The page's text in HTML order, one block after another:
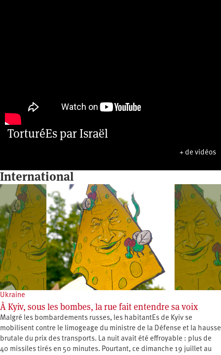
TorturéEs par Israël
+ de vidéos
International
Ukraine
À Kyiv, sous les bombes, la rue fait entendre sa voix
Malgré les bombardements russes, les habitantEs de Kyiv se
mobilisent contre le limogeage du ministre de la Défense et la hausse
brutale du prix des transports. La nuit avait été effroyable : plus de
40 missiles tirés en 50 minutes. Pourtant, ce dimanche 19 juillet au